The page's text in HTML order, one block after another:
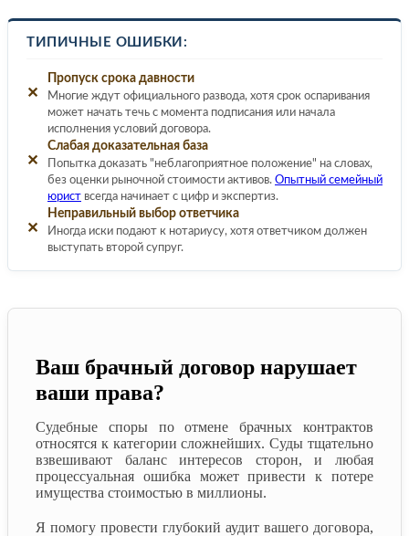
ТИПИЧНЫЕ ОШИБКИ:
✕
Пропуск срока давности
Многие ждут официального развода, хотя срок оспаривания
может начать течь с момента подписания или начала
исполнения условий договора.
✕
Слабая доказательная база
Попытка доказать "неблагоприятное положение" на словах,
без оценки рыночной стоимости активов. Опытный семейный
юрист всегда начинает с цифр и экспертиз.
✕
Неправильный выбор ответчика
Иногда иски подают к нотариусу, хотя ответчиком должен
выступать второй супруг.
Ваш брачный договор нарушает
ваши права?
Судебные споры по отмене брачных контрактов
относятся к категории сложнейших. Суды тщательно
взвешивают баланс интересов сторон, и любая
процессуальная ошибка может привести к потере
имущества стоимостью в миллионы.
Я помогу провести глубокий аудит вашего договора,